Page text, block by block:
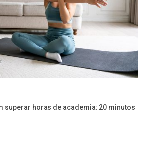
superar horas de academia: 20 minutos